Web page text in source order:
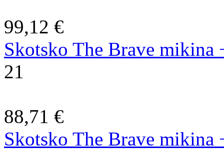
99,12 €
Skotsko The Brave
21
88,71 €
Skotsko The Brave mikina